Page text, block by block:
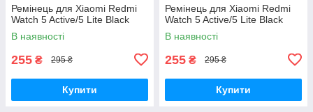
Ремінець для Xiaomi Redmi
Watch 5 Active/5 Lite Black
В наявності
255 ₴ 295 ₴
Купити
Ремінець для Xiaomi Redmi
Watch 5 Active/5 Lite Black
В наявності
255 ₴ 295 ₴
Купити